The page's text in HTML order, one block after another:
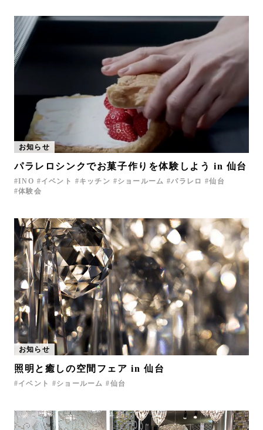
お知らせ
パラレロシンクでお菓子作りを体験しよう in 仙台
INO イベント キッチン ショールーム パラレロ
仙台
体験会
お知らせ
照明と癒しの空間フェア in 仙台
イベント ショールーム 仙台